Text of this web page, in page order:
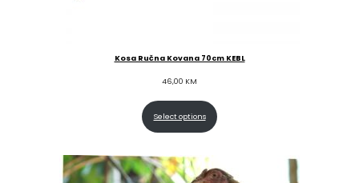
Kosa Ručna Kovana 70cm KEBL
46,00 KM
Select options